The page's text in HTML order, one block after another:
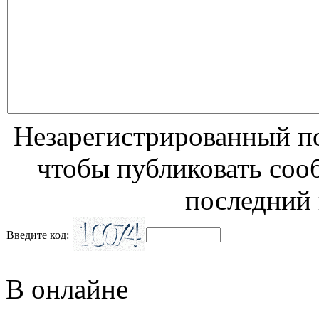
Незарегистрированный
чтобы публиковать
Введите код:
В онлайне